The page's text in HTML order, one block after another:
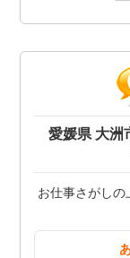
愛媛県 大洲
お仕事さがし